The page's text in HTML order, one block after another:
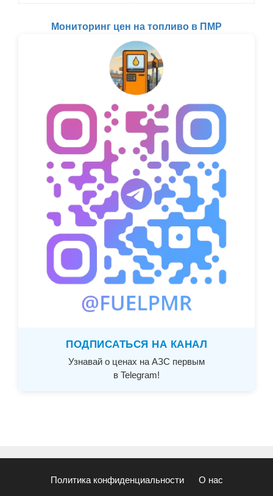
Мониторинг цен на топливо в ПМР
ПОДПИСАТЬСЯ НА КАНАЛ
Узнавай о ценах на АЗС первым
в Telegram!
Политика конфиденциальности О нас